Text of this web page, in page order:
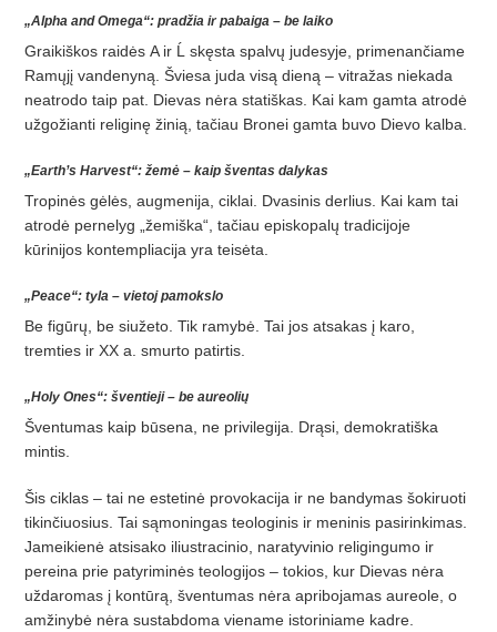
„Alpha and Omega“: pradžia ir pabaiga – be laiko
Graikiškos raidės Α ir Ĺ skęsta spalvų judesyje, primenančiame
Ramųjį vandenyną. Šviesa juda visą dieną – vitražas niekada
neatrodo taip pat. Dievas nėra statiškas. Kai kam gamta atrodė
užgožianti religinę žinią, tačiau Bronei gamta buvo Dievo kalba.
„Earth’s Harvest“: žemė – kaip šventas dalykas
Tropinės gėlės, augmenija, ciklai. Dvasinis derlius. Kai kam tai
atrodė pernelyg „žemiška“, tačiau episkopalų tradicijoje
kūrinijos kontempliacija yra teisėta.
„Peace“: tyla – vietoj pamokslo
Be figūrų, be siužeto. Tik ramybė. Tai jos atsakas į karo,
tremties ir XX a. smurto patirtis.
„Holy Ones“: šventieji – be aureolių
Šventumas kaip būsena, ne privilegija. Drąsi, demokratiška
mintis.
Šis ciklas – tai ne estetinė provokacija ir ne bandymas šokiruoti
tikinčiuosius. Tai sąmoningas teologinis ir meninis pasirinkimas.
Jameikienė atsisako iliustracinio, naratyvinio religingumo ir
pereina prie patyriminės teologijos – tokios, kur Dievas nėra
uždaromas į kontūrą, šventumas nėra apribojamas aureole, o
amžinybė nėra sustabdoma viename istoriniame kadre.